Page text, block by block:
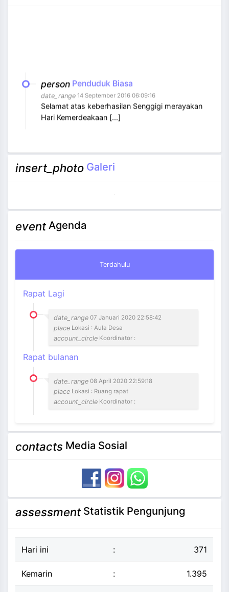
date_range 14 September 2016 06:09:16
Selamat atas keberhasilan Senggigi merayakan
Hari Kemerdeakaan [...]
insert_photo Galeri
eventAgenda
Terdahulu
Rapat Lagi
date_range 07 Januari 2020 22:58:42
place Lokasi : Aula Desa
account_circle Koordinator :
Rapat bulanan
date_range 08 April 2020 22:59:18
place Lokasi : Ruang rapat
account_circle Koordinator :
contacts Media Sosial
assessmentStatistik Pengunjung
Hari ini : 371
Kemarin : 1.395